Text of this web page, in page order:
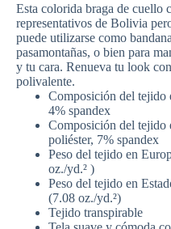
Esta colorida braga de cuello
representativos de Bolivia
puede utilizarse como
pasamontañas, o bien para
y tu cara. Renueva tu look
polivalente.
Composición del tejido
4% spandex
Composición del tejido
poliéster, 7% spandex
Peso del tejido en
oz./yd.² )
Peso del tejido en
(7.08 oz./yd.²)
Tejido transpirable